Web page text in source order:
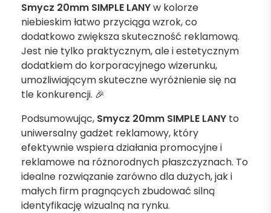
Smycz 20mm SIMPLE LANYw kolorze
niebieskim łatwo przyciąga wzrok, co
dodatkowo zwiększa skuteczność reklamową.
Jest nie tylko praktycznym, ale i estetycznym
dodatkiem do korporacyjnego wizerunku,
umożliwiającym skuteczne wyróżnienie się na
tle konkurencji. 🎉
Podsumowując, Smycz 20mm SIMPLE LANY to
uniwersalny gadżet reklamowy, który
efektywnie wspiera działania promocyjne i
reklamowe na różnorodnych płaszczyznach. To
idealne rozwiązanie zarówno dla dużych, jak i
małych firm pragnących zbudować silną
identyfikację wizualną na rynku.